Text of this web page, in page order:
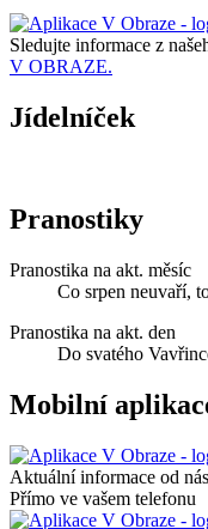
Sledujte informace z
V OBRAZE.
Jídelníček
Pranostiky
Pranostika na akt. měsíc
Co srpen neuvaří,
Pranostika na akt. den
Do svatého
Mobilní
Aktuální informace od nás
Přímo ve vašem telefonu